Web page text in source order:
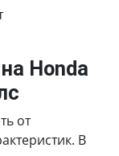
Honda
от
В